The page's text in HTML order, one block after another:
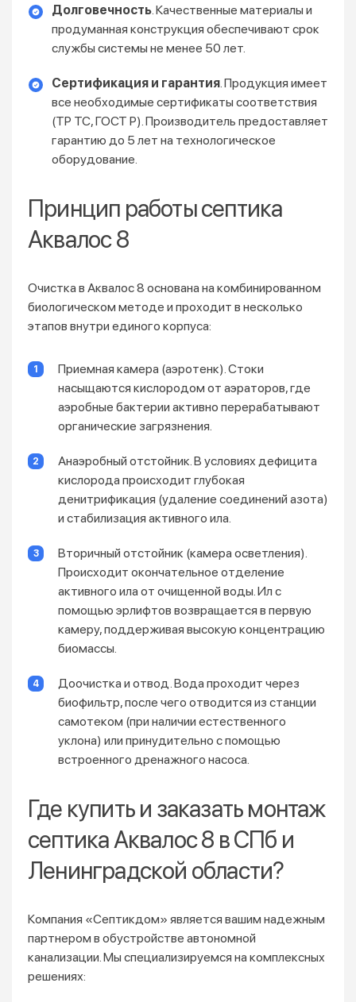
Долговечность. Качественные материалы и
продуманная конструкция обеспечивают срок
службы системы не менее 50 лет.
Сертификация и гарантия. Продукция имеет
все необходимые сертификаты соответствия
(ТР ТС, ГОСТ Р). Производитель предоставляет
гарантию до 5 лет на технологическое
оборудование.
Принцип работы септика
Аквалос 8
Очистка в Аквалос 8 основана на комбинированном
биологическом методе и проходит в несколько
этапов внутри единого корпуса:
Приемная камера (аэротенк). Стоки
насыщаются кислородом от аэраторов, где
аэробные бактерии активно перерабатывают
органические загрязнения.
Анаэробный отстойник. В условиях дефицита
кислорода происходит глубокая
денитрификация (удаление соединений азота)
и стабилизация активного ила.
Вторичный отстойник (камера осветления).
Происходит окончательное отделение
активного ила от очищенной воды. Ил с
помощью эрлифтов возвращается в первую
камеру, поддерживая высокую концентрацию
биомассы.
Доочистка и отвод. Вода проходит через
биофильтр, после чего отводится из станции
самотеком (при наличии естественного
уклона) или принудительно с помощью
встроенного дренажного насоса.
Где купить и заказать монтаж
септика Аквалос 8 в СПб и
Ленинградской области?
Компания «Септикдом» является вашим надежным
партнером в обустройстве автономной
канализации. Мы специализируемся на комплексных
решениях: